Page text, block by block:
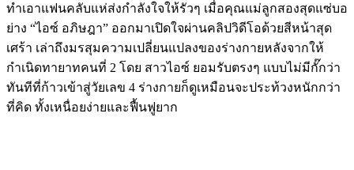
ทำเอาแฟนคลับแห่ส่งกำลังใจให้รัวๆ เมื่อคุณแม่ลูกสองสุดแซ่บอ
ย่าง “ไอซ์ อภิษฎา” ออกมาเปิดใจผ่านคลิปวิดีโอด้วยสีหน้าสุด
เศร้า เล่าถึงมรสุมความเปลี่ยนแปลงของร่างกายหลังจากให้
กำเนิดทายาทคนที่ 2 โดย สาวไอซ์ ยอมรับตรงๆ แบบไม่มีกั๊กว่า
ทันทีที่ก้าวเข้าสู่วัยเลข 4 ร่างกายก็ดูเหมือนจะประท้วงหนักกว่า
ที่คิด ทั้งเหนื่อยง่ายและฟื้นฟูยาก